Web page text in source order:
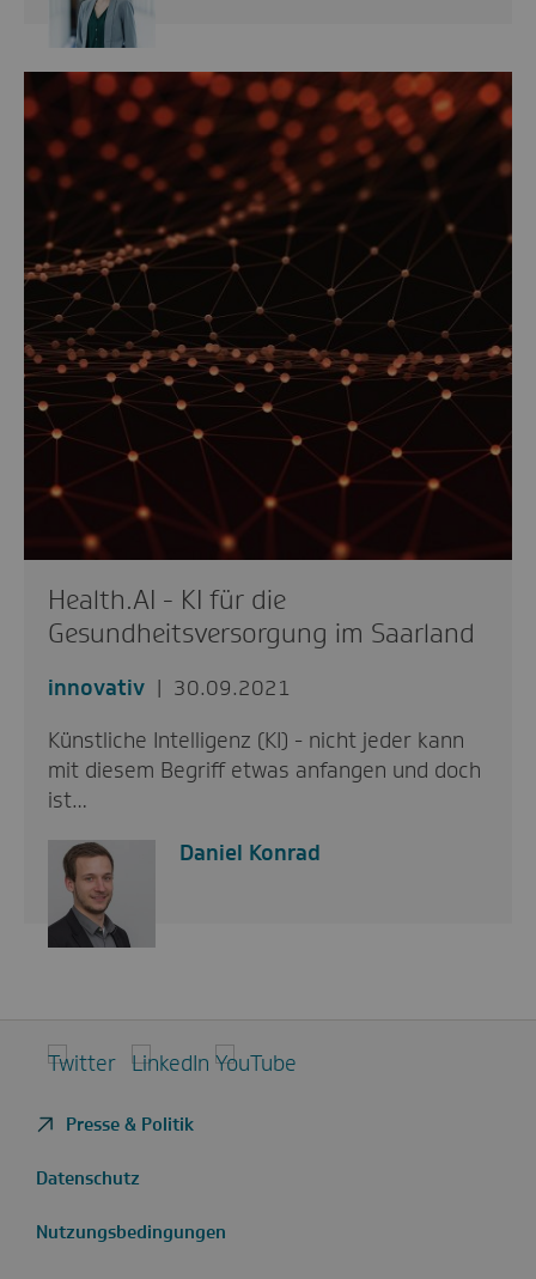
Health.AI - KI für die
Gesundheitsversorgung im Saarland
innovativ
30.09.2021
Künstliche Intelligenz (KI) - nicht jeder kann
mit diesem Begriff etwas anfangen und doch
ist…
Daniel Konrad
Twitter LinkedIn
Presse & Politik
Datenschutz
Nutzungsbedingungen